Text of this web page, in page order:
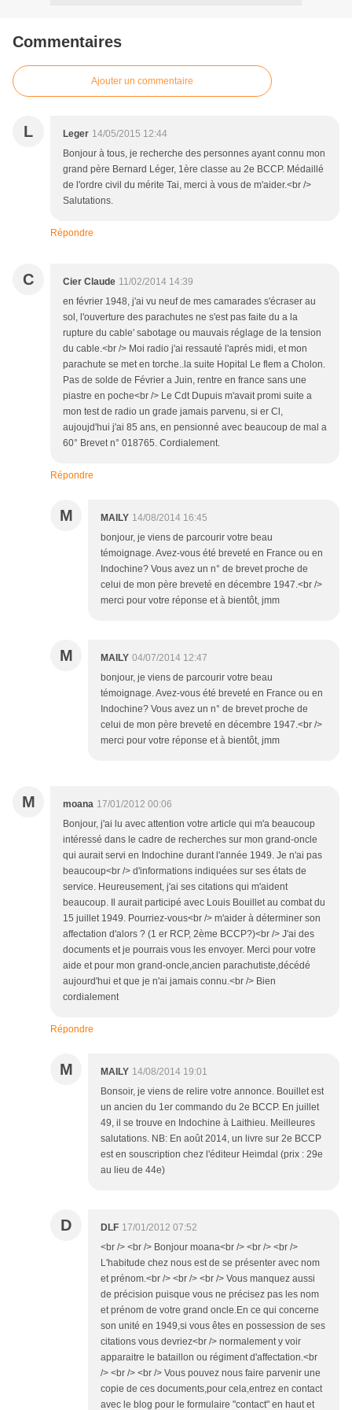
Commentaires
Ajouter un commentaire
L Leger 14/05/2015 12:44
Bonjour à tous, je recherche des personnes ayant connu mon
grand père Bernard Léger, 1ère classe au 2e BCCP. Médaillé
de l'ordre civil du mérite Tai, merci à vous de m'aider.<br />
Salutations.
Répondre
C Cier Claude 11/02/2014 14:39
en février 1948, j'ai vu neuf de mes camarades s'écraser au
sol, l'ouverture des parachutes ne s'est pas faite du a la
rupture du cable' sabotage ou mauvais réglage de la tension
du cable.<br /> Moi radio j'ai ressauté l'aprés midi, et mon
parachute se met en torche..la suite Hopital Le flem a Cholon.
Pas de solde de Février a Juin, rentre en france sans une
piastre en poche<br /> Le Cdt Dupuis m'avait promi suite a
mon test de radio un grade jamais parvenu, si er Cl,
aujoujd'hui j'ai 85 ans, en pensionné avec beaucoup de mal a
60° Brevet n° 018765. Cordialement.
Répondre
M MAILY 14/08/2014 16:45
bonjour, je viens de parcourir votre beau
témoignage. Avez-vous été breveté en France ou en
Indochine? Vous avez un n° de brevet proche de
celui de mon père breveté en décembre 1947.<br />
merci pour votre réponse et à bientôt, jmm
M MAILY 04/07/2014 12:47
bonjour, je viens de parcourir votre beau
témoignage. Avez-vous été breveté en France ou en
Indochine? Vous avez un n° de brevet proche de
celui de mon père breveté en décembre 1947.<br />
merci pour votre réponse et à bientôt, jmm
M moana 17/01/2012 00:06
Bonjour, j'ai lu avec attention votre article qui m'a beaucoup
intéressé dans le cadre de recherches sur mon grand-oncle
qui aurait servi en Indochine durant l'année 1949. Je n'ai pas
beaucoup<br /> d'informations indiquées sur ses états de
service. Heureusement, j'ai ses citations qui m'aident
beaucoup. Il aurait participé avec Louis Bouillet au combat du
15 juillet 1949. Pourriez-vous<br /> m'aider à déterminer son
affectation d'alors ? (1 er RCP, 2ème BCCP?)<br /> J'ai des
documents et je pourrais vous les envoyer. Merci pour votre
aide et pour mon grand-oncle,ancien parachutiste,décédé
aujourd'hui et que je n'ai jamais connu.<br /> Bien
cordialement
Répondre
M MAILY 14/08/2014 19:01
Bonsoir, je viens de relire votre annonce. Bouillet est
un ancien du 1er commando du 2e BCCP. En juillet
49, il se trouve en Indochine à Laithieu. Meilleures
salutations. NB: En août 2014, un livre sur 2e BCCP
est en souscription chez l'éditeur Heimdal (prix : 29e
au lieu de 44e)
D DLF 17/01/2012 07:52
<br /> <br /> Bonjour moana<br /> <br /> <br />
L'habitude chez nous est de se présenter avec nom
et prénom.<br /> <br /> <br /> Vous manquez aussi
de précision puisque vous ne précisez pas les nom
et prénom de votre grand oncle.En ce qui concerne
son unité en 1949,si vous êtes en possession de ses
citations vous devriez<br /> normalement y voir
apparaitre le bataillon ou régiment d'affectation.<br
/> <br /> <br /> Vous pouvez nous faire parvenir une
copie de ces documents,pour cela,entrez en contact
avec le blog pour le formulaire "contact" en haut et